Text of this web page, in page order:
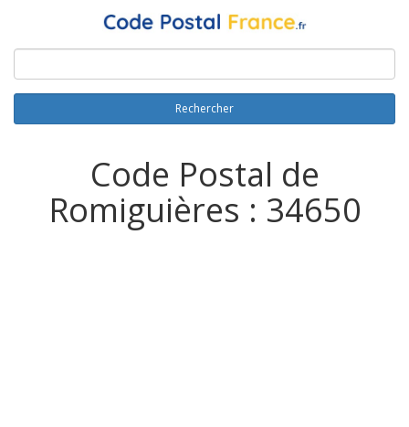
Rechercher
Code Postal de
Romiguières : 34650